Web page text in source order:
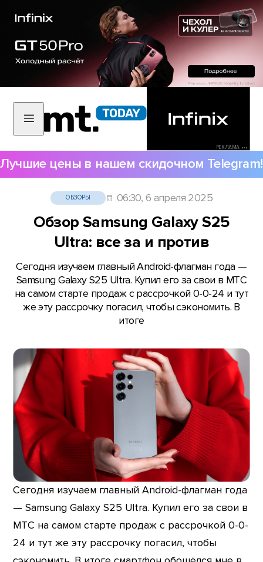
РЕКЛАМА •••
Лучшие цены в нашем скидочном Telegram!
ОБЗОРЫ 06:30, 6 апреля 2025
Обзор Samsung Galaxy S25
Ultra: все за и против
Сегодня изучаем главный Android-флагман года —
Samsung Galaxy S25 Ultra. Купил его за свои в МТС
на самом старте продаж с рассрочкой 0-0-24 и тут
же эту рассрочку погасил, чтобы сэкономить. В
итоге
Сегодня изучаем главный Android-флагман года
— Samsung Galaxy S25 Ultra. Купил его за свои в
МТС на самом старте продаж с рассрочкой 0-0-
24 и тут же эту рассрочку погасил, чтобы